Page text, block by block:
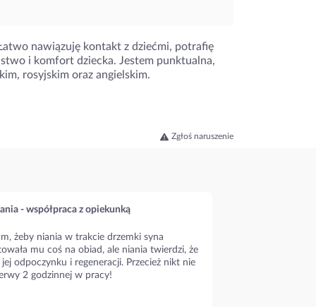
nawiązuję kontakt z dziećmi, potrafię
i komfort dziecka. Jestem punktualna,
rosyjskim oraz angielskim.
Zgłoś naruszenie
- współpraca z opiekunką
żeby niania w trakcie drzemki syna
mu coś na obiad, ale niania twierdzi, że
odpoczynku i regeneracji. Przecież nikt nie
2 godzinnej w pracy!